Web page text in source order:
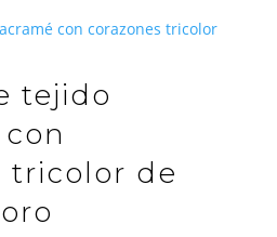
tejido
tricolor de